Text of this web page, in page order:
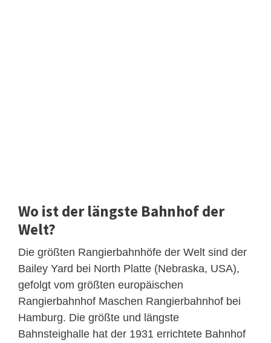
Wo ist der längste Bahnhof der
Welt?
Die größten Rangierbahnhöfe der Welt sind der
Bailey Yard bei North Platte (Nebraska, USA),
gefolgt vom größten europäischen
Rangierbahnhof Maschen Rangierbahnhof bei
Hamburg. Die größte und längste
Bahnsteighalle hat der 1931 errichtete Bahnhof